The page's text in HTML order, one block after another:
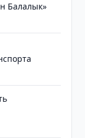
Балалык»